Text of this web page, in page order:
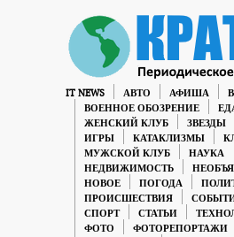
IT NEWS АВТО АФИША
ВОЕННОЕ ОБОЗРЕНИЕ
ЖЕНСКИЙ КЛУБ
ЗВЕЗДЫ
ИГРЫ
КАТАКЛИЗМЫ
МУЖСКОЙ КЛУБ
НАУКА
НЕДВИЖИМОСТЬ
НОВОЕ
ПОГОДА
ПРОИСШЕСТВИЯ
СПОРТ
СТАТЬИ
ФОТО
ФОТОРЕПОРТАЖИ